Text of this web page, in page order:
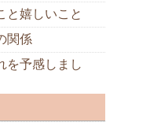
と嬉しいこと
関係
を予感しまし